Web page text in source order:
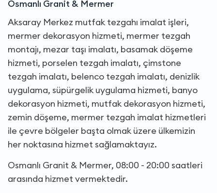
Osmanlı Granit & Mermer
Aksaray Merkez mutfak tezgahı imalat işleri,
mermer dekorasyon hizmeti, mermer tezgah
montajı, mezar taşı imalatı, basamak döşeme
hizmeti, porselen tezgah imalatı, çimstone
tezgah imalatı, belenco tezgah imalatı, denizlik
uygulama, süpürgelik uygulama hizmeti, banyo
dekorasyon hizmeti, mutfak dekorasyon hizmeti,
zemin döşeme, mermer tezgah imalat hizmetleri
ile çevre bölgeler başta olmak üzere ülkemizin
her noktasına hizmet sağlamaktayız.
Osmanlı Granit & Mermer, 08:00 - 20:00 saatleri
arasında hizmet vermektedir.